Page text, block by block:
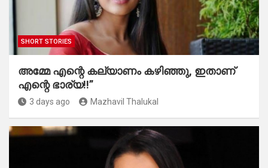
SHORT STORIES
അമ്മേ എന്റെ കല്യാണം കഴിഞ്ഞു, ഇതാണ്
എന്റെ ഭാര്യ!!”
3 days ago Mazhavil Thalukal